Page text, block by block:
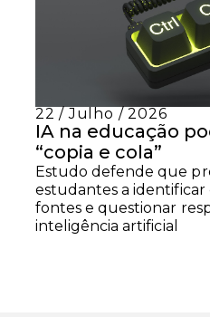
22 / Julho / 2026
IA na educação
“copia e cola”
Estudo defende que
estudantes a
fontes e questionar
inteligência artificial